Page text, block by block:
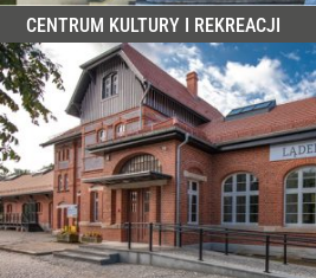
CENTRUM KULTURY I REKREACJI